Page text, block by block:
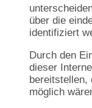
über die
identifiziert
Durch den
dieser
bereitstellen,
möglich